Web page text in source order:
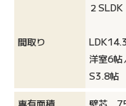
間取り
２SLDK
洋室6
S3.8帖